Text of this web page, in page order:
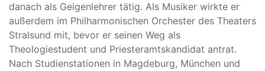
danach als Geigenlehrer tätig. Als Musiker wirkte er
außerdem im Philharmonischen Orchester des Theaters
Stralsund mit, bevor er seinen Weg als
Theologiestudent und Priesteramtskandidat antrat.
Nach Studienstationen in Magdeburg, München und